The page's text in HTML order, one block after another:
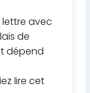
lettre avec
de
dépend
lire cet